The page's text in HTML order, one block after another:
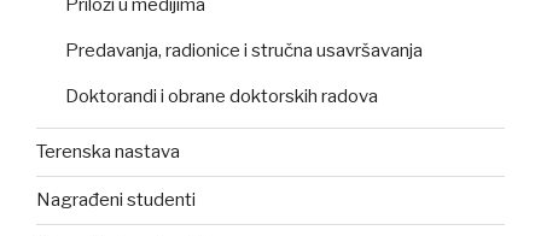
Prilozi u medijima
Predavanja, radionice i stručna usavršavanja
Doktorandi i obrane doktorskih radova
Terenska nastava
Nagrađeni studenti